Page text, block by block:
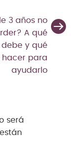
3 años no
A qué
debe y qué
hacer para
ayudarlo
será